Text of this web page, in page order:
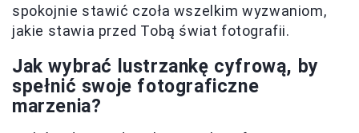
spokojnie stawić czoła wszelkim wyzwaniom,
jakie stawia przed Tobą świat fotografii.
Jak wybrać lustrzankę cyfrową, by
spełnić swoje fotograficzne
marzenia?